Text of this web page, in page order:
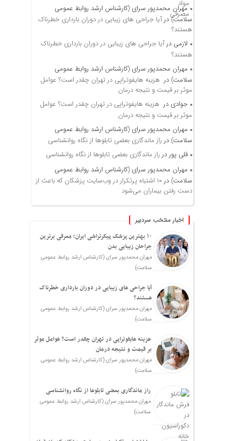
مهران محمدپور سرای (کارشناس ارشد روابط عمومی
سلامت)در آیا جراحی های زیبایی در دوران بارداری خطرناک
هستند؟
لازمی در آیا جراحی های زیبایی در دوران بارداری خطرناک
هستند؟
مهران محمدپور سرای (کارشناس ارشد روابط عمومی
سلامت) در هزینه هایفوتراپی در تهران چقدر است؟ عوامل
موثر بر قیمت و نتیجه درمان
جوادی در هزینه هایفوتراپی در تهران چقدر است؟ عوامل
موثر بر قیمت و نتیجه درمان
مهران محمدپور سرای (کارشناس ارشد روابط عمومی
سلامت) در راز ماندگاری بعضی تابلوها از نگاه روانشناسی
قلی پور در راز ماندگاری بعضی تابلوها از نگاه روانشناسی
مهران محمدپور سرای (کارشناس ارشد روابط عمومی
سلامت) در
۱۰ اشتباه پرتکرار در وب‌سایت پزشکان که باعث از
دست رفتن بیماران می‌شود
اخبار منتخب سردبیر
۱۰ بهترین پزشک پیکرتراشی ایران؛ معرفی برترین
جراحان زیبایی بدن
مهران محمدپور سرای (کارشناس ارشد روابط عمومی
سلامت)
آیا جراحی های زیبایی در دوران بارداری خطرناک
هستند؟
مهران محمدپور سرای (کارشناس ارشد روابط عمومی
سلامت)
هزینه هایفوتراپی در تهران چقدر است؟ عوامل موثر
بر قیمت و نتیجه درمان
مهران محمدپور سرای (کارشناس ارشد روابط عمومی
سلامت)
راز ماندگاری بعضی تابلوها از نگاه روانشناسی
مهران محمدپور سرای (کارشناس ارشد روابط عمومی
سلامت)